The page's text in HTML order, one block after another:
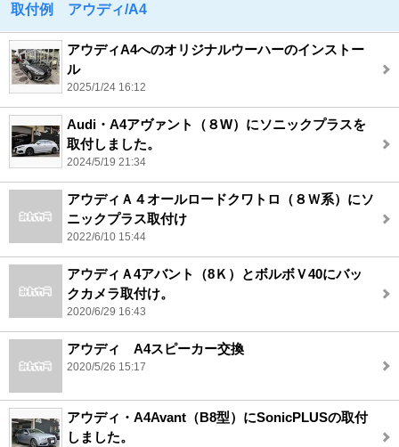
取付例 アウディ/A4
アウディA4へのオリジナルウーハーのインストー
ル
2025/1/24 16:12
Audi・A4アヴァント（８W）にソニックプラスを
取付しました。
2024/5/19 21:34
アウディＡ４オールロードクワトロ（８Ｗ系）にソ
ニックプラス取付け
2022/6/10 15:44
アウディＡ4アバント（8Ｋ）とボルボＶ40にバッ
クカメラ取付け。
2020/6/29 16:43
アウディ A4スピーカー交換
2020/5/26 15:17
アウディ・A4Avant（B8型）にSonicPLUSの取付
しました。